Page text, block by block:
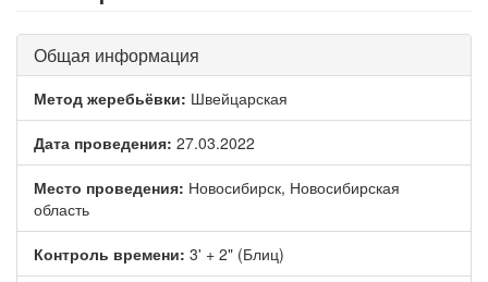
Общая информация
Метод жеребьёвки: Швейцарская
Дата проведения: 27.03.2022
Место проведения: Новосибирск, Новосибирская
область
Контроль времени: 3' + 2" (Блиц)